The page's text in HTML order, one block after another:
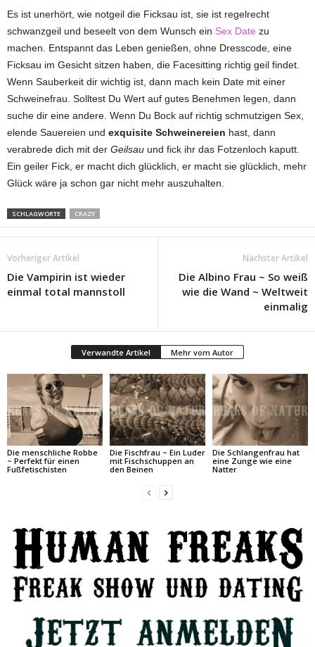
Es ist unerhört, wie notgeil die Ficksau ist, sie ist regelrecht
schwanzgeil und beseelt von dem Wunsch ein Sex Date zu
machen. Entspannt das Leben genießen, ohne Dresscode, eine
Ficksau im Gesicht sitzen haben, die Facesitting richtig geil findet.
Wenn Sauberkeit dir wichtig ist, dann mach kein Date mit einer
Schweinefrau. Solltest Du Wert auf gutes Benehmen legen, dann
suche dir eine andere. Wenn Du Bock auf richtig schmutzigen Sex,
elende Sauereien und exquisite Schweinereien hast, dann
verabrede dich mit der Geilsau und fick ihr das Fotzenloch kaputt.
Ein geiler Fick, er macht dich glücklich, er macht sie glücklich, mehr
Glück wäre ja schon gar nicht mehr auszuhalten.
SCHLAGWORTE CRAZY
Vorheriger Artikel
Die Vampirin ist wieder
einmal total mannstoll
Nächster Artikel
Die Albino Frau ~ So weiß
wie die Wand ~ Weltweit
einmalig
Verwandte Artikel Mehr vom Autor
Die menschliche Robbe
~ Perfekt für einen
Fußfetischisten
Die Fischfrau ~ Ein Luder
mit Fischschuppen an
den Beinen
Die Schlangenfrau hat
eine Zunge wie eine
Natter